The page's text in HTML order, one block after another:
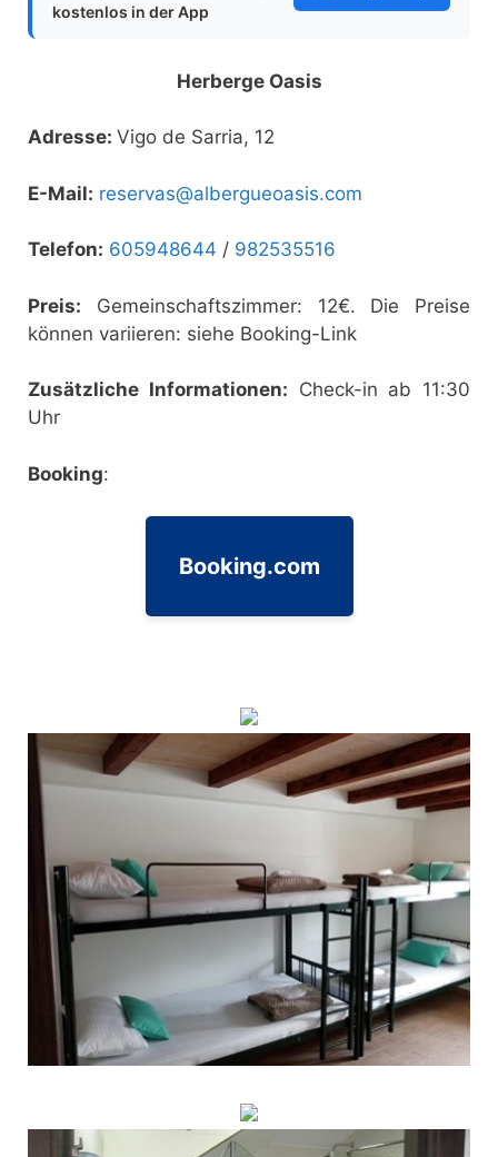
kostenlos in der App
Herberge Oasis
Adresse: Vigo de Sarria, 12
E-Mail: reservas@albergueoasis.com
Telefon: 605948644 / 982535516
Preis: Gemeinschaftszimmer: 12€. Die Preise
können variieren: siehe Booking-Link
Zusätzliche Informationen: Check-in ab 11:30
Uhr
Booking:
Booking.com